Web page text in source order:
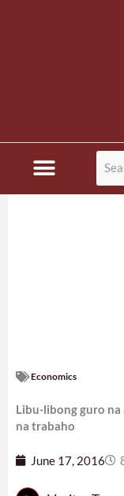
Economics
Libu-libong guro na
na trabaho
June 17, 2016